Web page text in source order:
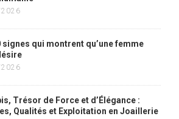
signes qui montrent qu’une femme
Trésor de Force et d’Élégance :
Qualités et Exploitation en Joaillerie